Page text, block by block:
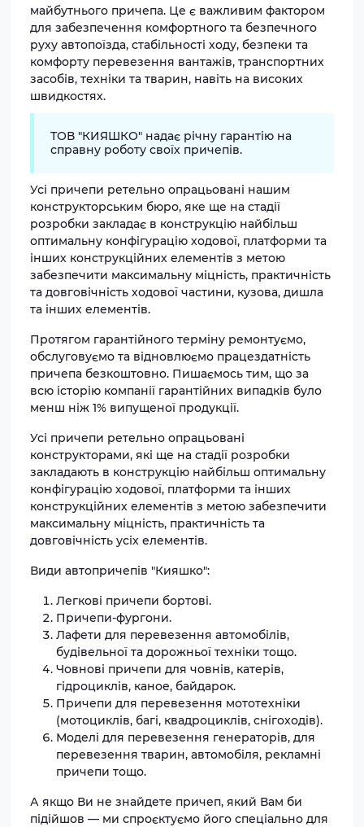
майбутнього причепа. Це є важливим фактором
для забезпечення комфортного та безпечного
руху автопоїзда, стабільності ходу, безпеки та
комфорту перевезення вантажів, транспортних
засобів, техніки та тварин, навіть на високих
швидкостях.
ТОВ "КИЯШКО" надає річну гарантію на
справну роботу своїх причепів.
Усі причепи ретельно опрацьовані нашим
конструкторським бюро, яке ще на стадії
розробки закладає в конструкцію найбільш
оптимальну конфігурацію ходової, платформи та
інших конструкційних елементів з метою
забезпечити максимальну міцність, практичність
та довговічність ходової частини, кузова, дишла
та інших елементів.
Протягом гарантійного терміну ремонтуємо,
обслуговуємо та відновлюємо працездатність
причепа безкоштовно. Пишаємось тим, що за
всю історію компанії гарантійних випадків було
менш ніж 1% випущеної продукції.
Усі причепи ретельно опрацьовані
конструкторами, які ще на стадії розробки
закладають в конструкцію найбільш оптимальну
конфігурацію ходової, платформи та інших
конструкційних елементів з метою забезпечити
максимальну міцність, практичність та
довговічність усіх елементів.
Види автопричепів "Кияшко":
Легкові причепи бортові.
Причепи-фургони.
Лафети для перевезення автомобілів,
будівельної та дорожньої техніки тощо.
Човнові причепи для човнів, катерів,
гідроциклів, каное, байдарок.
Причепи для перевезення мототехніки
(мотоциклів, багі, квадроциклів, снігоходів).
Моделі для перевезення генераторів, для
перевезення тварин, автомобіля, рекламні
причепи тощо.
А якщо Ви не знайдете причеп, який Вам би
підійшов — ми спроєктуємо його спеціально для